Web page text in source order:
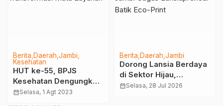
Berita Daerah Jambi
Kesehatan
HUT ke-55, BPJS
Kesehatan Dengungkan
Transformasi Mutu
calendar_monthSelasa, 1 Agt 2023
Berita Daerah Jambi
Dorong Lansia Berdaya
di Sektor Hijau,
Pertamina EP Jambi
calendar_monthSelasa, 28 Jul 2026